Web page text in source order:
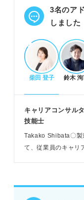
職種適性を推
POINT：質問
「苦手な人」の
苦手な理由と
苦手な人への
る。
例：協調性の
た経験を話す
3名のア
しました
柴田 登子 鈴木 洵
キャリアコンサル
技能士
Takako Shibata〇製
て、従業員のキャリ